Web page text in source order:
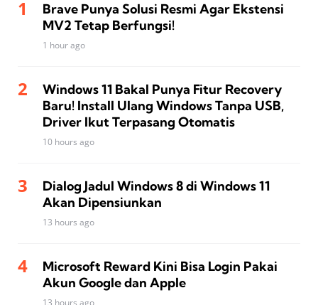
Brave Punya Solusi Resmi Agar Ekstensi
MV2 Tetap Berfungsi!
1 hour ago
Windows 11 Bakal Punya Fitur Recovery
Baru! Install Ulang Windows Tanpa USB,
Driver Ikut Terpasang Otomatis
10 hours ago
Dialog Jadul Windows 8 di Windows 11
Akan Dipensiunkan
13 hours ago
Microsoft Reward Kini Bisa Login Pakai
Akun Google dan Apple
13 hours ago